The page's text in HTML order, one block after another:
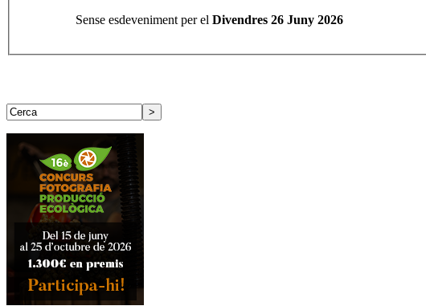
Sense esdeveniment per el Divendres 26 Juny 2026